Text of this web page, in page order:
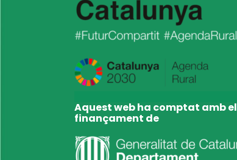
Aquest web ha comptat amb el
finançament de